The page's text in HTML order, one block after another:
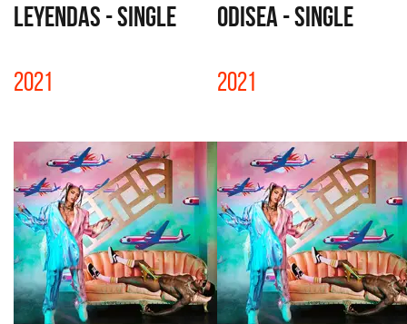
LEYENDAS - SINGLE
2021
ODISEA - SINGLE
2021